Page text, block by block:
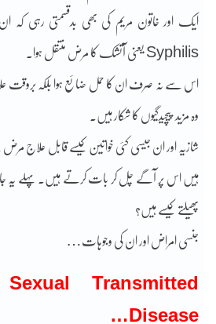
ایک اور خاتون مریم کی بھی بدقسمتی رہی کہ
Syphilis یعنی آتشک کا مرض منتقل ہوا۔
اس سے نہ صرف ان کا حمل ضائع ہوا بلکہ
وہ مزید پیچیدگیوں کا شکار ہیں۔
شازیہ اور ان جیسی کئی خواتین کیسے قابل علاج مرض سے
ہیں اس پر آگے چل کر بات کرتے ہیں۔ پہلے یہ
پھیلتے کیسے ہیں؟
جنسی امراض اور ان کی وجوہات…
Transmitted
Disease…